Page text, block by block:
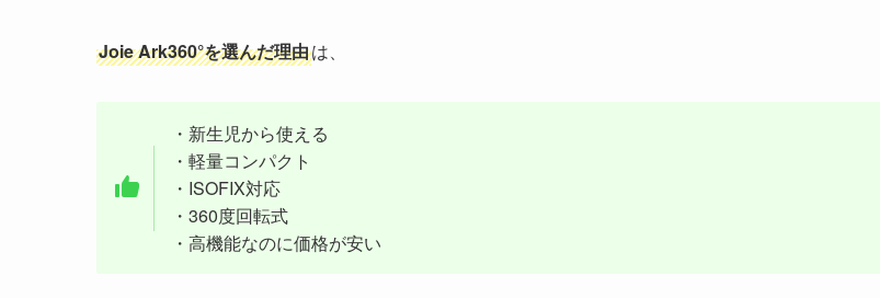
Joie Ark360°を選んだ理由は、
・新生児から使える
・軽量コンパクト
・ISOFIX対応
・360度回転式
・高機能なのに価格が安い